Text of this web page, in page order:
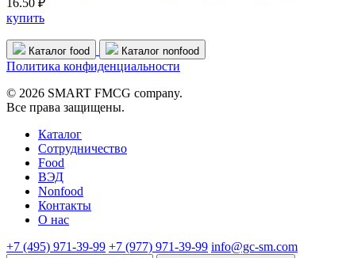
16.50 ₽
купить
Каталог food Каталог nonfood
Политика конфиденциальности
© 2026 SMART FMCG company.
Все права защищены.
Каталог
Cотрудничество
Food
ВЭД
Nonfood
Контакты
О нас
+7 (495) 971-39-99 +7 (977) 971-39-99 info@gc-sm.com